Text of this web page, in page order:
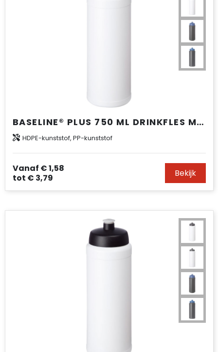
BASELINE® PLUS 750 ML DRINKFLES MET SPORTDEKSEL
HDPE-kunststof, PP-kunststof
Vanaf € 1,58
tot € 3,79 Bekijk